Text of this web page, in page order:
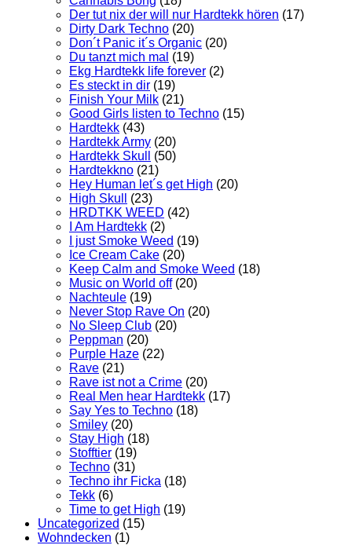
Der tut nix der will nur Hardtekk hören (17)
Dirty Dark Techno (20)
Don´t Panic it´s Organic (20)
Du tanzt mich mal (19)
Ekg Hardtekk life forever (2)
Es steckt in dir (19)
Finish Your Milk (21)
Good Girls listen to Techno (15)
Hardtekk (43)
Hardtekk Army (20)
Hardtekk Skull
(50)
Hardtekkno (21)
Hey Human let´s get High (20)
High Skull
(23)
HRDTKK WEED (42)
I Am Hardtekk (2)
I just Smoke Weed (19)
Ice Cream Cake (20)
Keep Calm and Smoke Weed (18)
Music on World off (20)
Nachteule (19)
Never Stop Rave On (20)
No Sleep Club (20)
Peppman (20)
Purple Haze (22)
Rave (21)
Rave ist not a Crime (20)
Real Men hear Hardtekk (17)
Say Yes to Techno (18)
Smiley (20)
Stay High (18)
Stofftier (19)
Techno (31)
Techno ihr Ficka (18)
Tekk (6)
Time to get High (19)
Uncategorized (15)
Wohndecken (1)